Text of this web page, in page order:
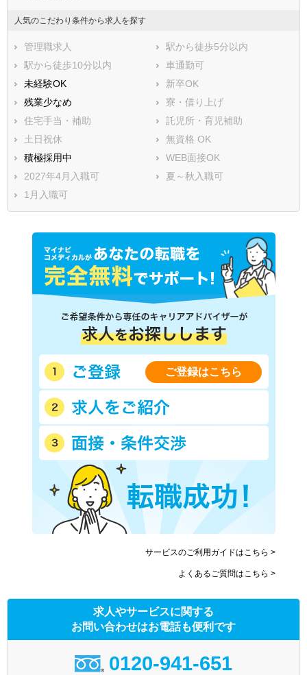
人気のこだわり条件から求人を探す
管理職求人
駅から徒歩5分以内
駅から徒歩10分以内
車通勤可
未経験OK
新卒OK
残業少なめ
寮・借り上げ
住宅手当・補助
託児所・育児補助
土日祝休
無資格 OK
積極採用中
WEB面接OK
2027年4月入職可
夏～秋入職可
1月入職可
ご登録はこちら
サービスのご利用ガイドはこちら >
よくあるご質問はこちら >
求人やサービスに関する
お問い合わせはお電話も便利です
0120-941-651